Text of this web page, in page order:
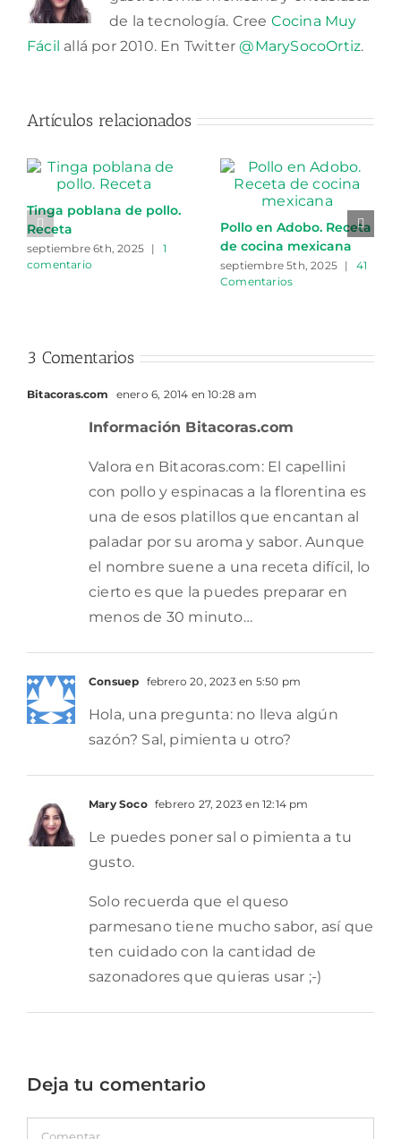
de la tecnología. Cree Cocina Muy
Fácil allá por 2010. En Twitter@MarySocoOrtiz.
Artículos relacionados
Tinga poblana de pollo.
Receta
septiembre 6th, 2025 |
1
comentario
Pollo en Adobo. Receta
de cocina mexicana
septiembre 5th, 2025 |
41
Comentarios
3 Comentarios
Bitacoras.com enero 6, 2014 en 10:28 am
Información Bitacoras.com
Valora en Bitacoras.com: El capellini
con pollo y espinacas a la florentina es
una de esos platillos que encantan al
paladar por su aroma y sabor. Aunque
el nombre suene a una receta difícil, lo
cierto es que la puedes preparar en
menos de 30 minuto…
Consuep febrero 20, 2023 en 5:50 pm
Hola, una pregunta: no lleva algún
sazón? Sal, pimienta u otro?
Mary Soco febrero 27, 2023 en 12:14 pm
Le puedes poner sal o pimienta a tu
gusto.
Solo recuerda que el queso
parmesano tiene mucho sabor, así que
ten cuidado con la cantidad de
sazonadores que quieras usar ;-)
Deja tu comentario
Comentar